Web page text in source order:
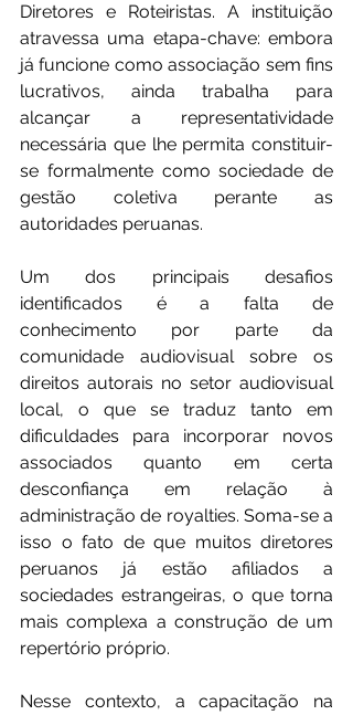
Diretores e Roteiristas. A instituição
atravessa uma etapa-chave: embora
já funcione como associação sem fins
lucrativos, ainda trabalha para
alcançar a representatividade
necessária que lhe permita constituir-
se formalmente como sociedade de
gestão coletiva perante as
autoridades peruanas.
Um dos principais desafios
identificados é a falta de
conhecimento por parte da
comunidade audiovisual sobre os
direitos autorais no setor audiovisual
local, o que se traduz tanto em
dificuldades para incorporar novos
associados quanto em certa
desconfiança em relação à
administração de royalties. Soma-se a
isso o fato de que muitos diretores
peruanos já estão afiliados a
sociedades estrangeiras, o que torna
mais complexa a construção de um
repertório próprio.
Nesse contexto, a capacitação na